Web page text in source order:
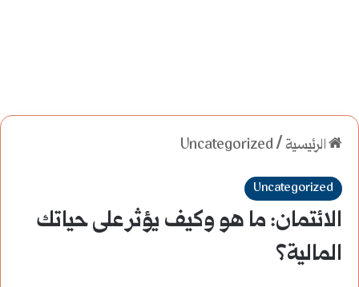
الرئيسية /
Uncategorized
Uncategorized
الائتمان: ما هو وكيف يؤثر على حياتك
المالية؟